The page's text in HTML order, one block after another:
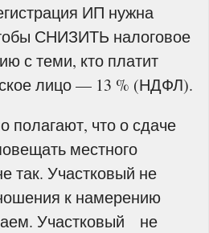
ИП нужна
СНИЗИТЬ налоговое
с теми, кто платит
лицо — 13 % (НДФЛ).
что о сдаче
местного
так. Участковый не
к намерению
Участковый не